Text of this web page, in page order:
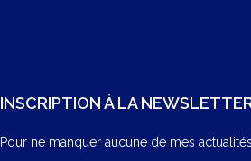
INSCRIPTION À LA
Pour ne manquer aucune de mes